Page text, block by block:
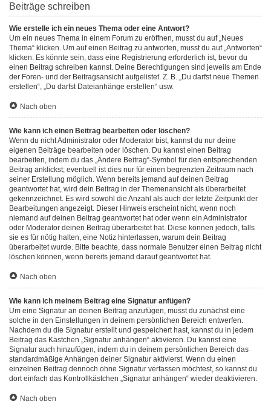
Beiträge schreiben
Wie erstelle ich ein neues Thema oder eine Antwort?
Um ein neues Thema in einem Forum zu eröffnen, musst du auf „Neues
Thema“ klicken. Um auf einen Beitrag zu antworten, musst du auf „Antworten“
klicken. Es könnte sein, dass eine Registrierung erforderlich ist, bevor du
einen Beitrag schreiben kannst. Deine Berechtigungen sind jeweils am Ende
der Foren- und der Beitragsansicht aufgelistet. Z. B. „Du darfst neue Themen
erstellen“, „Du darfst Dateianhänge erstellen“ usw.
Nach oben
Wie kann ich einen Beitrag bearbeiten oder löschen?
Wenn du nicht Administrator oder Moderator bist, kannst du nur deine
eigenen Beiträge bearbeiten oder löschen. Du kannst einen Beitrag
bearbeiten, indem du das „Ändere Beitrag“-Symbol für den entsprechenden
Beitrag anklickst; eventuell ist dies nur für einen begrenzten Zeitraum nach
seiner Erstellung möglich. Wenn bereits jemand auf deinen Beitrag
geantwortet hat, wird dein Beitrag in der Themenansicht als überarbeitet
gekennzeichnet. Es wird sowohl die Anzahl als auch der letzte Zeitpunkt der
Bearbeitungen angezeigt. Dieser Hinweis erscheint nicht, wenn noch
niemand auf deinen Beitrag geantwortet hat oder wenn ein Administrator
oder Moderator deinen Beitrag überarbeitet hat. Diese können jedoch, falls
sie es für nötig halten, eine Notiz hinterlassen, warum dein Beitrag
überarbeitet wurde. Bitte beachte, dass normale Benutzer einen Beitrag nicht
löschen können, wenn bereits jemand darauf geantwortet hat.
Nach oben
Wie kann ich meinem Beitrag eine Signatur anfügen?
Um eine Signatur an deinen Beitrag anzufügen, musst du zunächst eine
solche in den Einstellungen in deinem persönlichen Bereich entwerfen.
Nachdem du die Signatur erstellt und gespeichert hast, kannst du in jedem
Beitrag das Kästchen „Signatur anhängen“ aktivieren. Du kannst eine
Signatur auch hinzufügen, indem du in deinem persönlichen Bereich das
standardmäßige Anhängen deiner Signatur aktivierst. Wenn du einen
einzelnen Beitrag dennoch ohne Signatur verfassen möchtest, so kannst du
dort einfach das Kontrollkästchen „Signatur anhängen“ wieder deaktivieren.
Nach oben